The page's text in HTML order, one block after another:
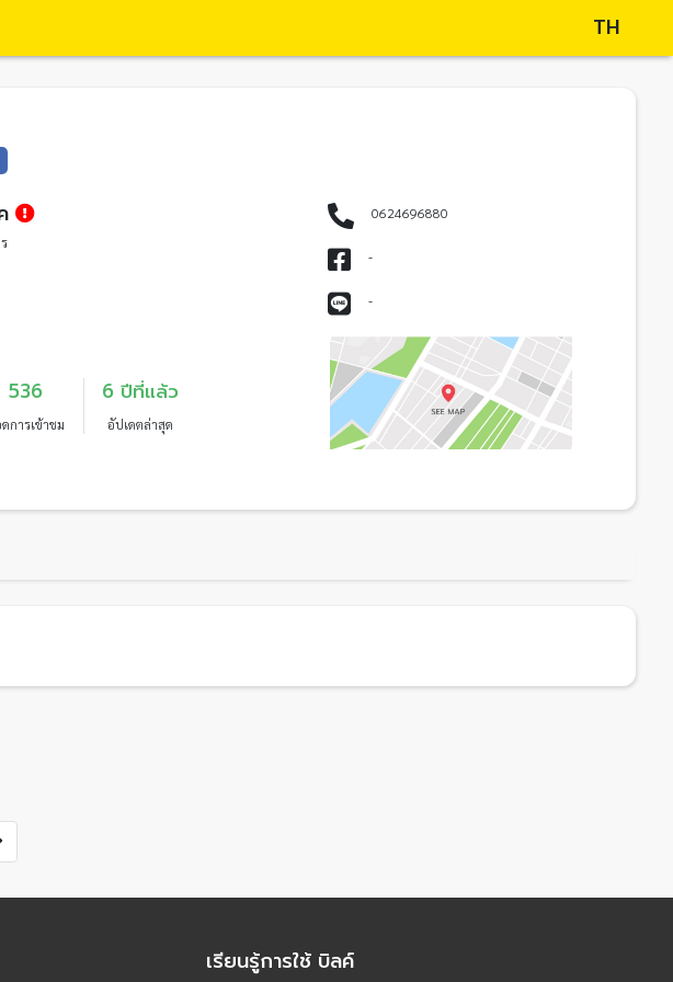
TH
536
การเข้าชม
6 ปีที่แล้ว
อัปเดตล่าสุด
0624696880
-
-
เรียนรู้การใช้ บิลค์